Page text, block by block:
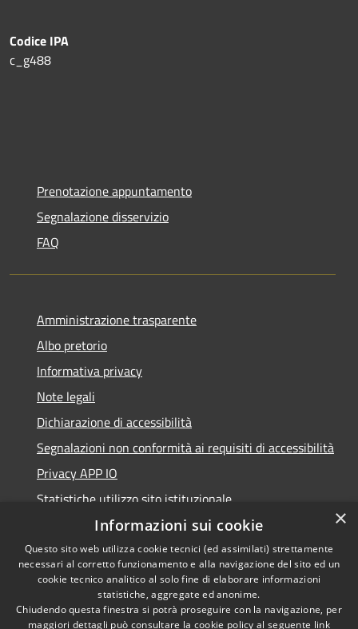
Codice IPA
c_g488
Prenotazione appuntamento
Segnalazione disservizio
FAQ
Amministrazione trasparente
Albo pretorio
Informativa privacy
Note legali
Dichiarazione di accessibilità
Segnalazioni non conformità ai requisiti di accessibilità
Privacy APP IO
Statistiche utilizzo sito istituzionale
Qualità dei Servizi Comunali
RSS
Accessibilità
Copyright © 2023 •
Città di Peschiera
×
Informazioni sui cookie
Questo sito web utilizza cookie tecnici (ed assimilati) strettamente
necessari al corretto funzionamento e alla navigazione del sito ed un
cookie tecnico analitico al solo fine di elaborare informazioni
statistiche, aggregate ed anonime.
Chiudendo questa finestra si potrà proseguire con la navigazione, per
maggiori dettagli può consultare la cookie policy al seguente link